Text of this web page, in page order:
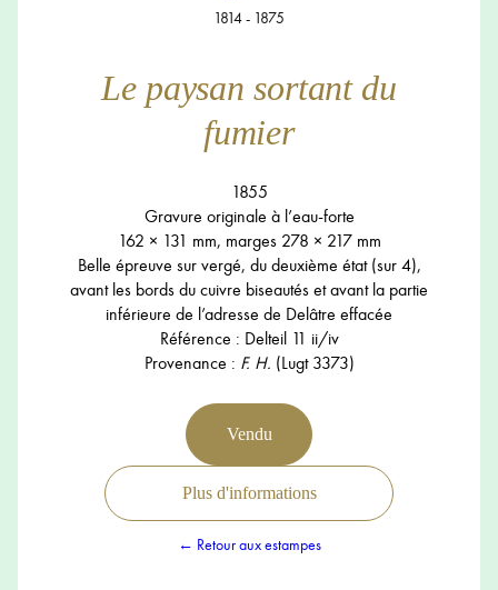
1814 - 1875
Le paysan sortant du
fumier
1855
Gravure originale à l’eau-forte
162 × 131 mm, marges 278 × 217 mm
Belle épreuve sur vergé, du deuxième état (sur 4),
avant les bords du cuivre biseautés et avant la partie
inférieure de l’adresse de Delâtre effacée
Référence : Delteil 11 ii/iv
Provenance : F. H. (Lugt 3373)
Vendu
Plus d'informations
← Retour aux estampes